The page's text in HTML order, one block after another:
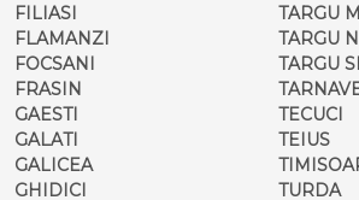
FILIASI
FLAMANZI
FOCSANI
FRASIN
GAESTI
GALATI
GALICEA
GHIDICI
TARGU
TARGU
TARGU
TECUCI
TEIUS
TURDA